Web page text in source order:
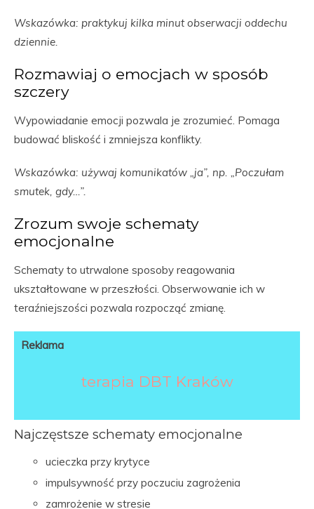
Wskazówka: praktykuj kilka minut obserwacji oddechu
dziennie.
Rozmawiaj o emocjach w sposób
szczery
Wypowiadanie emocji pozwala je zrozumieć. Pomaga
budować bliskość i zmniejsza konflikty.
Wskazówka: używaj komunikatów „ja”, np. „Poczułam
smutek, gdy…”.
Zrozum swoje schematy
emocjonalne
Schematy to utrwalone sposoby reagowania
ukształtowane w przeszłości. Obserwowanie ich w
teraźniejszości pozwala rozpocząć zmianę.
Reklama
terapia DBT Kraków
Najczęstsze schematy emocjonalne
ucieczka przy krytyce
impulsywność przy poczuciu zagrożenia
zamrożenie w stresie